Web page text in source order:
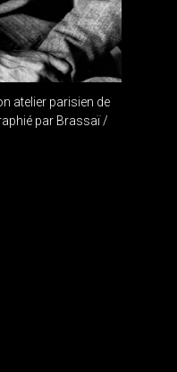
atelier parisien de
par Brassaï /